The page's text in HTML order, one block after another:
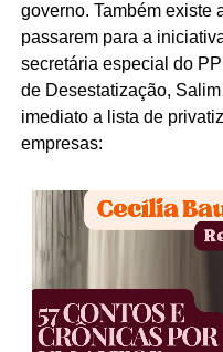
governo. Também existe
passarem para a
secretária especial do
de Desestatização,
imediato a lista de
empresas: